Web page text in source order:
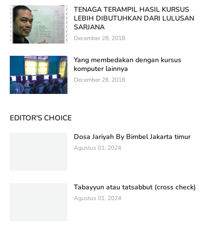
TENAGA TERAMPIL HASIL KURSUS
LEBIH DIBUTUHKAN DARI LULUSAN
SARJANA
December 28, 2018
Yang membedakan dengan kursus
komputer lainnya
December 28, 2018
EDITOR'S CHOICE
Dosa Jariyah By Bimbel Jakarta timur
Agustus 01, 2024
Tabayyun atau tatsabbut (cross check)
Agustus 01, 2024